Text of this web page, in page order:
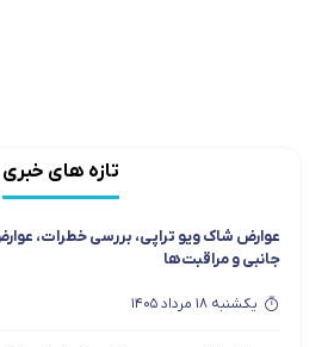
تازه های خبری
عوارض شاک ویو تراپی، بررسی خطرات،
جانبی و مراقبت‌ها
یکشنبه 18 مرداد 1405